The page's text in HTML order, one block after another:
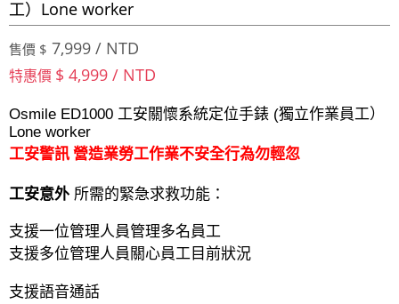
工）Lone worker
售價 $ 7,999 / NTD
特惠價 $ 4,999 / NTD
Osmile ED1000 工安關懷系統定位手錶 (獨立作業員工）
Lone worker
工安警訊 營造業勞工作業不安全行為勿輕忽
工安意外 所需的緊急求救功能：
支援一位管理人員管理多名員工
支援多位管理人員關心員工目前狀況
支援語音通話